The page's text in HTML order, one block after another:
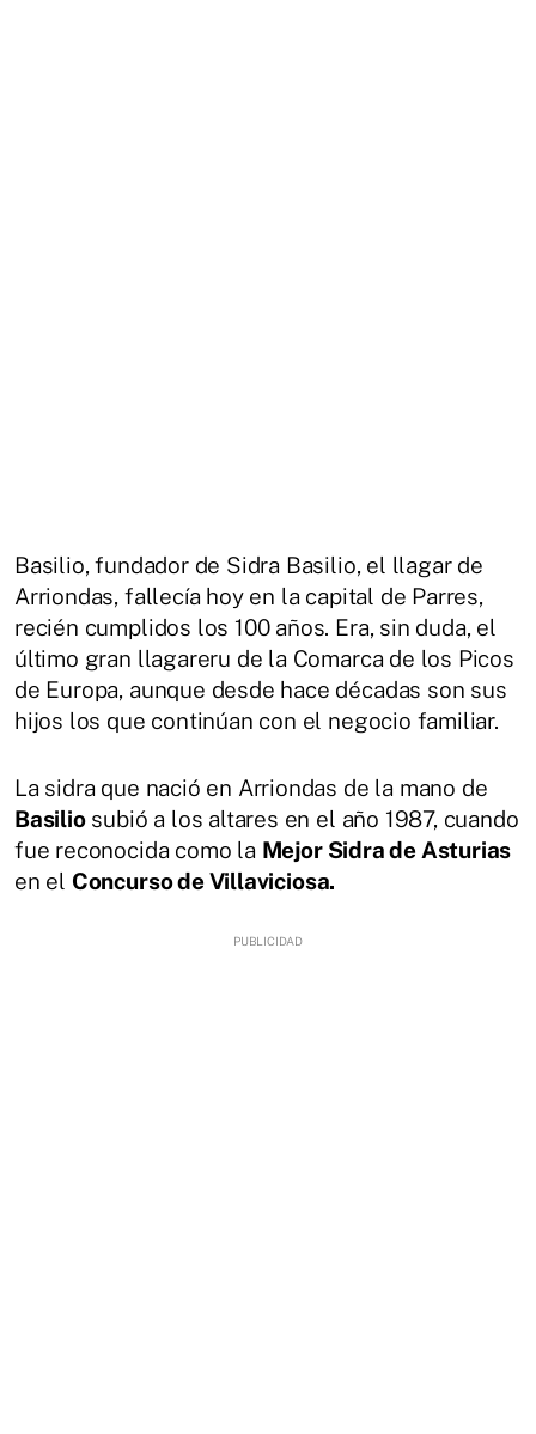
Basilio, fundador de Sidra Basilio, el llagar de
Arriondas, fallecía hoy en la capital de Parres,
recién cumplidos los 100 años. Era, sin duda, el
último gran llagareru de la Comarca de los Picos
de Europa, aunque desde hace décadas son sus
hijos los que continúan con el negocio familiar.
La sidra que nació en Arriondas de la mano de
Basiliosubió a los altares en el año 1987, cuando
fue reconocida como la Mejor Sidra de Asturias
en el Concurso de Villaviciosa.